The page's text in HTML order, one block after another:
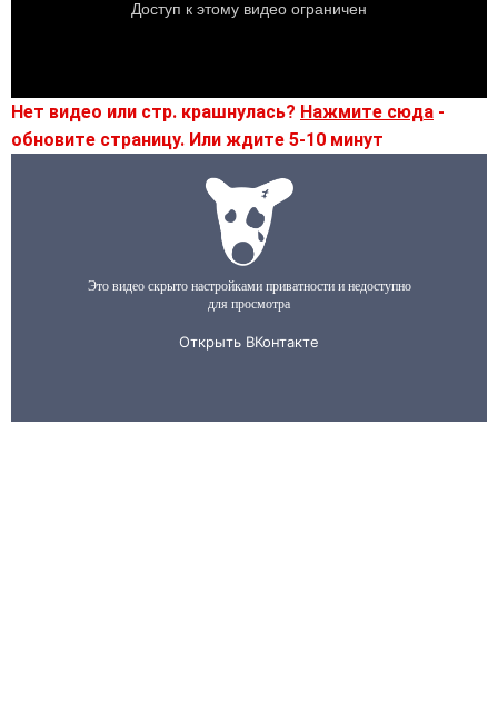
Нет видео или стр. крашнулась? Нажмите сюда -
обновите страницу. Или ждите 5-10 минут